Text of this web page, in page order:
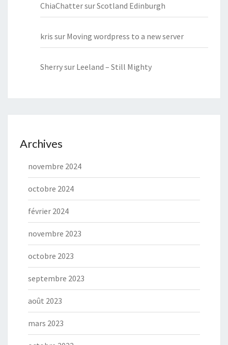
ChiaChattersurScotland Edinburgh
kris sur Moving wordpress to a new server
Sherrysur Leeland – Still Mighty
Archives
novembre 2024
octobre 2024
février 2024
novembre 2023
octobre 2023
septembre 2023
août 2023
mars 2023